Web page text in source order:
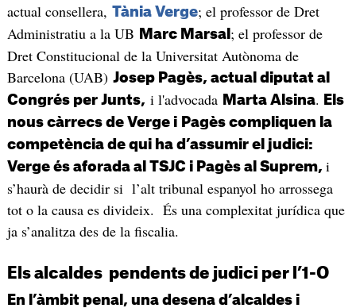
actual consellera, Tània Verge; el professor de Dret
Administratiu a la UB
Marc Marsal ; el professor de
Dret Constitucional de la Universitat Autònoma de
Barcelona (UAB) Josep Pagès, actual diputat al
Congrés per Junts, i l'advocada Marta Alsina.
Els
nous càrrecs de Verge i Pagès compliquen la
competència de qui ha d’assumir el judici:
Verge és aforada al TSJC i Pagès al Suprem, i
s’haurà de decidir si l’alt tribunal espanyol ho arrossega
tot o la causa es divideix. És una complexitat jurídica que
ja s’analitza des de la fiscalia.
Els alcaldes pendents de judici per l’1-O
En l’àmbit penal, una desena d’alcaldes i